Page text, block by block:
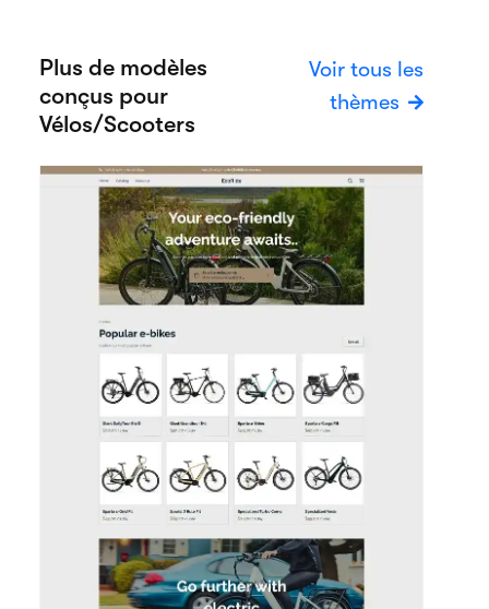
Plus de modèles
conçus pour
Vélos/Scooters
Voir tous les
thèmes